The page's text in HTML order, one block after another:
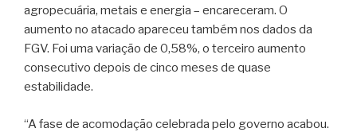
agropecuária, metais e energia – encareceram. O
aumento no atacado apareceu também nos dados da
FGV. Foi uma variação de 0,58%, o terceiro aumento
consecutivo depois de cinco meses de quase
estabilidade.
“A fase de acomodação celebrada pelo governo acabou.